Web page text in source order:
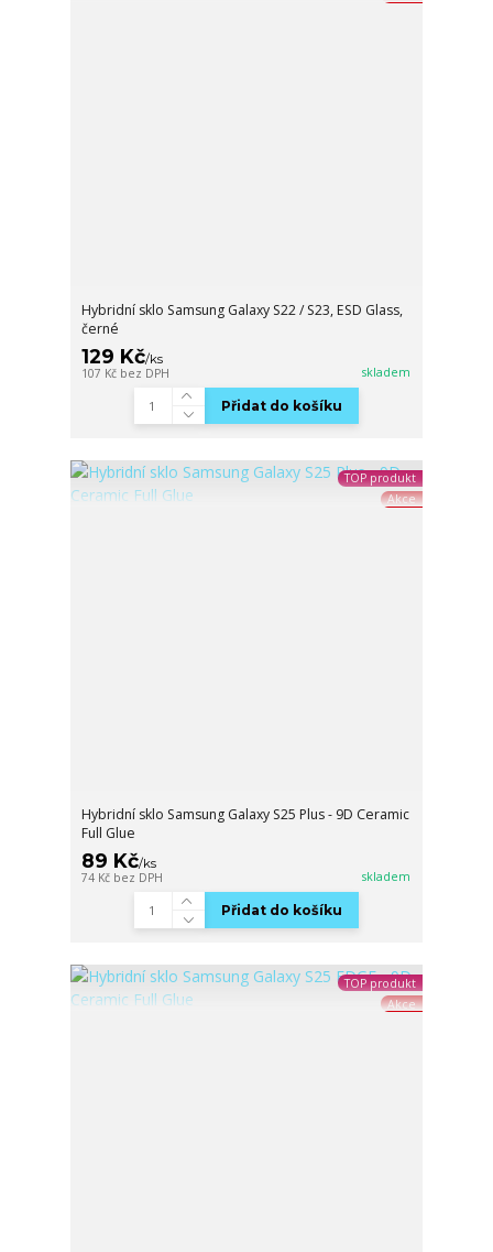
Hybridní sklo Samsung Galaxy S22 / S23, ESD Glass,
černé
129 Kč/ks
107 Kč bez DPH skladem
Přidat do košíku
TOP produkt
Akce
Hybridní sklo Samsung Galaxy S25 Plus - 9D Ceramic
Full Glue
89 Kč/ks
74 Kč bez DPH skladem
Přidat do košíku
TOP produkt
Akce